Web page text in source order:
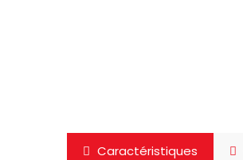
Caractéristiques